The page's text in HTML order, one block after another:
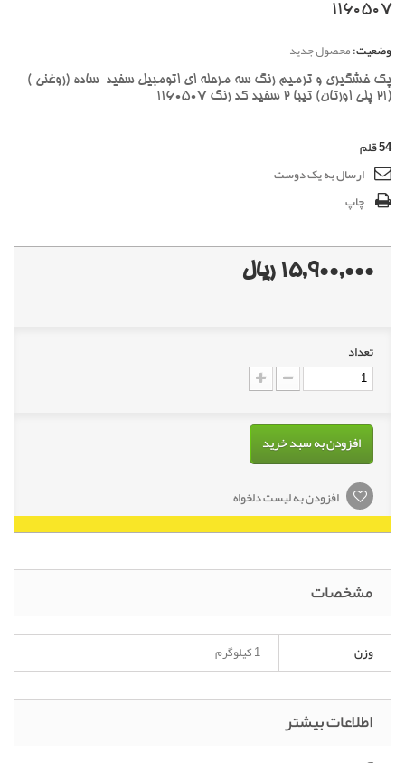
1160507
وضعیت:محصول جدید
پک خشگیری و ترمیم رنگ سه مرحله ای اتومبیل سفید ساده (روغنی )
(21 پلی اورتان) تیبا 2 سفید کد رنگ 1160507
54قلم
ارسال به یک دوست
چاپ
15,900,000 ریال
تعداد
افزودن به سبد خرید
افزودن به لیست دلخواه
مشخصات
وزن 1 کیلوگرم
اطلاعات بیشتر